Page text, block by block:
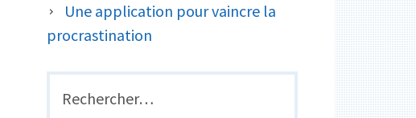
Une application pour vaincre la
procrastination